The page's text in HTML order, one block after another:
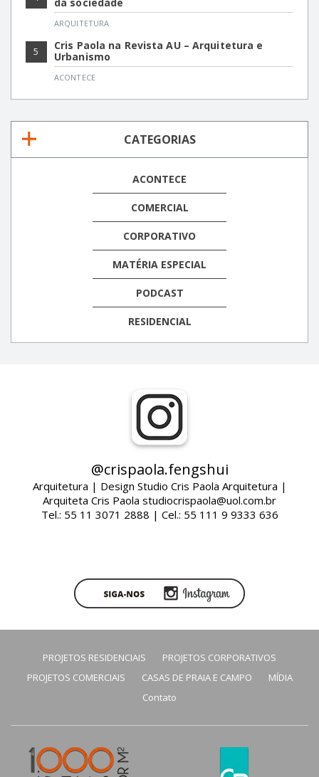
ARQUITETURA
5
Cris Paola na Revista AU – Arquitetura e
Urbanismo
ACONTECE
CATEGORIAS
ACONTECE
COMERCIAL
CORPORATIVO
MATÉRIA ESPECIAL
PODCAST
RESIDENCIAL
@crispaola.fengshui
Arquitetura | Design Studio Cris Paola Arquitetura |
Arquiteta Cris Paola studiocrispaola@uol.com.br
Tel.: 55 11 3071 2888 | Cel.: 55 111 9 9333 636
PROJETOS RESIDENCIAIS
PROJETOS CORPORATIVOS
PROJETOS COMERCIAIS
CASAS DE PRAIA E CAMPO
MÍDIA
Contato